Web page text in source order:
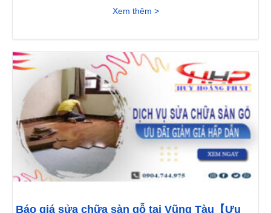
Xem thêm >
Báo giá sửa chữa sàn gỗ tại Vũng Tàu【Ưu